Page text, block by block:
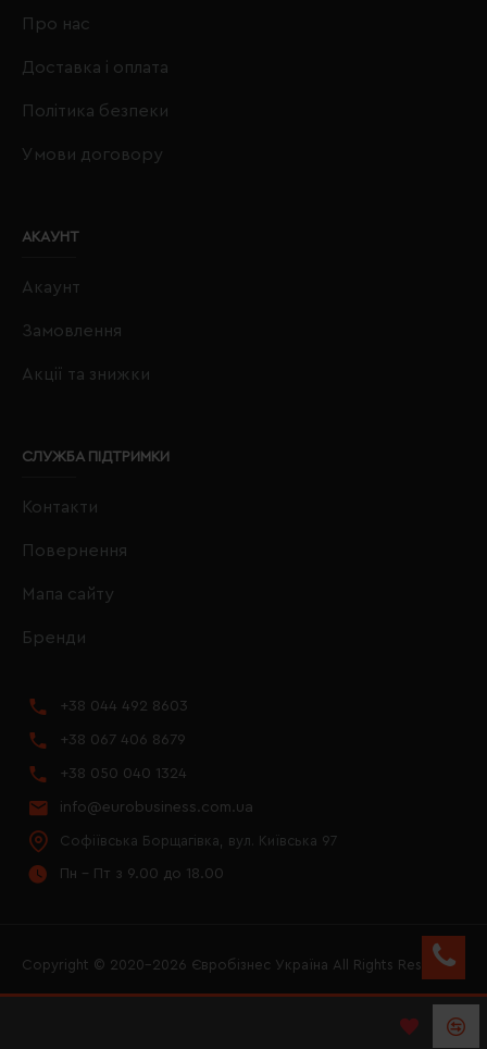
Про нас
Доставка і оплата
Політика безпеки
Умови договору
АКАУНТ
Акаунт
Замовлення
Акції та знижки
СЛУЖБА ПІДТРИМКИ
Контакти
Повернення
Мапа сайту
Бренди
+38 044 492 8603
+38 067 406 8679
+38 050 040 1324
info@eurobusiness.com.ua
Софіївська Борщагівка, вул. Київська 97
Пн - Пт з 9.00 до 18.00
Copyright © 2020–2026 Євробізнес Україна All Rights Reserved